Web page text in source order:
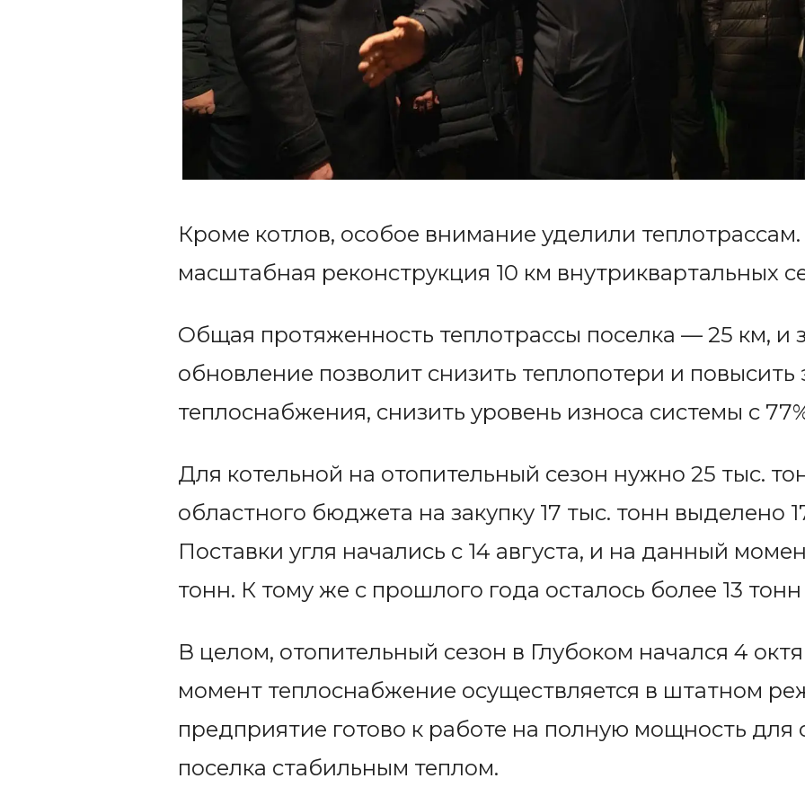
Кроме котлов, особое внимание уделили
масштабная реконструкция 10 км внутриквартальных
Общая протяженность теплотрассы поселка — 25 км, и
обновление позволит снизить теплопотери и повысить
теплоснабжения, снизить уровень износа системы с
Для котельной на отопительный сезон нужно 25 тыс.
областного бюджета на закупку 17 тыс. тонн выделено
Поставки угля начались с 14 августа, и на данный
тонн. К тому же с прошлого года осталось более 13 тонн
В целом, отопительный сезон в Глубоком начался 4
момент теплоснабжение осуществляется в штатном
предприятие готово к работе на полную мощность для
поселка стабильным теплом.